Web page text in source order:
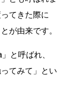
てきた際に
が由来です。
と呼ばれ、
てみて」とい